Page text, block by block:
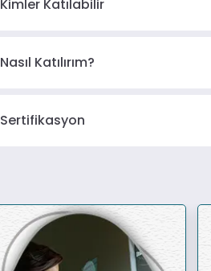
Kimler Katılabilir
Nasıl Katılırım?
Sertifikasyon